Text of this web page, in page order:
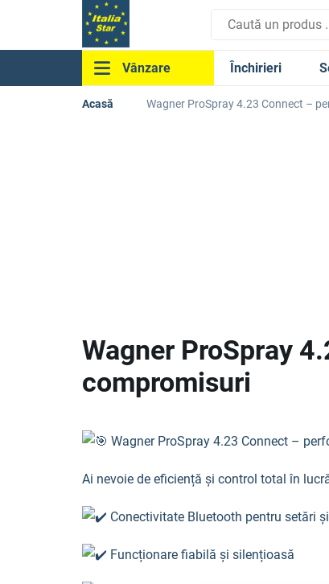
Vânzare Închirieri
Acasă Wagner ProSpray 4.23 Connect –
Wagner ProSpray
compromisuri
Wagner ProSpray 4.23 Connect –
Ai nevoie de eficiență și control total în
Conectivitate Bluetooth pentru setări
Funcționare fiabilă și silențioasă